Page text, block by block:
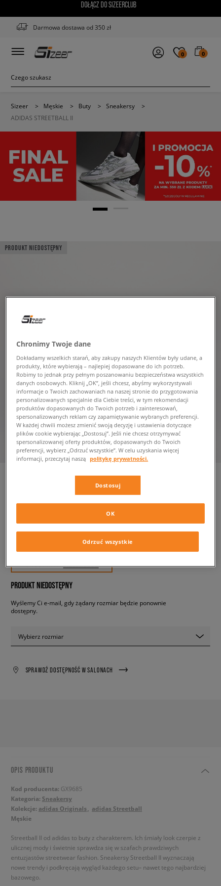
DOŁĄCZ DO SIZEERCLUB
Darmowa dostawa od 350 zł
0 0
Sizeer > Męskie > Buty > Sneakersy
>
ADIDAS STREETBALL II
PRODUKT NIEDOSTĘPNY
ADIDAS STREETBALL II
✛ 190 PKT. WSIZEERCLUB
PRODUKT NIEDOSTĘPNY
Wyślemy Ci e-mail, gdy żądany rozmiar będzie ponownie
dostępny.
Wybierz rozmiar
SPRAWDŹ DOSTĘPNOŚĆ W SALONACH
OPIS PRODUKTU
Kod producenta: GX9685
Kategoria: Sneakersy
Kolekcje: adidas Originals
adidas Streetball
Męskie
Streetball II od adidas to buty z charakterem. Ich śmiały look czerpie z
ulicznej mody i świetnie sprawdza się w szafach prawdziwych
entuzjastów streetwear fashion. Sneakersy Streetball II wyznaczają
nowe trendy i podkręcają wygląd każdego setu– nawet tego najbardziej
bazowego.
Chronimy Twoje dane
Dokładamy wszelkich starań, aby zakupy naszych Klientów były udane, a
produkty, które wybierają – najlepiej dopasowane do ich potrzeb.
Robimy to jednak przy pełnym poszanowaniu bezpieczeństwa wszystkich
danych osobowych. Kliknij „OK”, jeśli chcesz, abyśmy wykorzystywali
informacje o Twoich zachowaniach na naszej stronie do przygotowania
personalizowanych specjalnie dla Ciebie treści, w tym rekomendacji
produktów dopasowanych do Twoich potrzeb i zainteresowań,
spersonalizowanych reklam czy zapamiętywanie wybranych preferencji.
W każdej chwili możesz zmienić swoją decyzję i ustawienia dotyczące
plików cookie wybierając „Dostosuj”. Jeśli nie chcesz otrzymywać
spersonalizowanej oferty produktów, dopasowanych do Twoich
preferencji, wybierz „Odrzuć wszystkie”. W celu uzyskania więcej
informacji, przeczytaj naszą politykę prywatności.
Dostosuj
Odrzuć wszystkie
OK